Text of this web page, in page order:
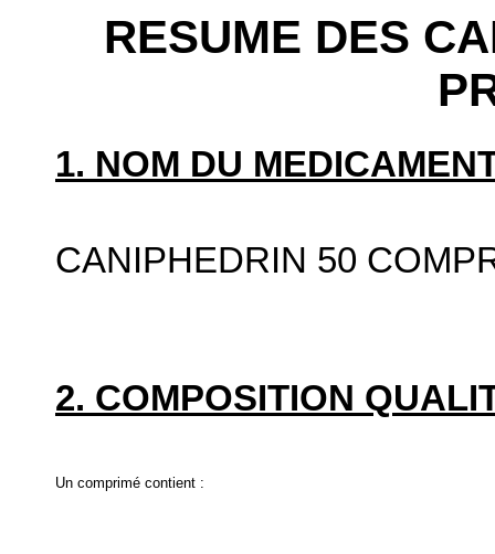
RESUME DES
1. NOM DU
CANIPHEDRIN 50
2. COMPOSITION
Un comprimé contient :